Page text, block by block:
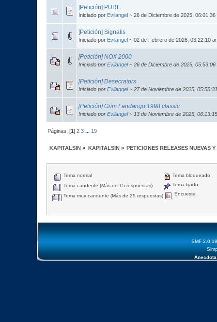
[Petición] PURE
Iniciado por Evilangel ~ 26 de Diciembre de 2025, 06:01:36
[Petición] Signalis
Iniciado por Evilangel ~ 02 de Febrero de 2026, 03:22:10
[Petición] NOX 2000
Iniciado por Evilangel~ 26 de Diciembre de 2025, 05:53:06
[Petición] Desecrators
Iniciado por Evilangel~ 27 de Noviembre de 2025,
[Petición] Grim Fandango 1998 classic
Iniciado por Evilangel~ 13 de Noviembre de 2025,
Páginas: [1]2 3 ... 19
KAPITALSIN » KAPITALSIN» PETICIONES RELEASES NUEVAS
Tema normal
Tema candente (Más de 15 respuestas)
Tema muy candente (Más de 25 respuestas)
Tema bloqueado
Tema fijado
Encuesta
SMF 2.0.19
Anecdota